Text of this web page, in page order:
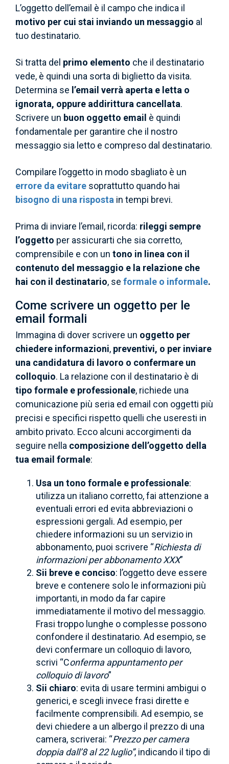
L’oggetto dell’email è il campo che indica il
motivo per cui stai inviando un messaggio al
tuo destinatario.
Si tratta del primo elemento che il destinatario
vede, è quindi una sorta di biglietto da visita.
Determina se l’email verrà aperta e letta o
ignorata, oppure addirittura cancellata.
Scrivere un buon oggetto email è quindi
fondamentale per garantire che il nostro
messaggio sia letto e compreso dal destinatario.
Compilare l’oggetto in modo sbagliato è un
errore da evitare soprattutto quando hai
bisogno di una risposta in tempi brevi.
Prima di inviare l’email, ricorda: rileggi sempre
l’oggetto per assicurarti che sia corretto,
comprensibile e con un tono in linea con il
contenuto del messaggio e la relazione che
hai con il destinatario, se formale o informale.
Come scrivere un oggetto per le
email formali
Immagina di dover scrivere un oggetto per
chiedere informazioni, preventivi, o per inviare
una candidatura di lavoro o confermare un
colloquio. La relazione con il destinatario è di
tipo formale e professionale, richiede una
comunicazione più seria ed email con oggetti più
precisi e specifici rispetto quelli che useresti in
ambito privato. Ecco alcuni accorgimenti da
seguire nella composizione dell’oggetto della
tua email formale:
Usa un tono formale e professionale:
utilizza un italiano corretto, fai attenzione a
eventuali errori ed evita abbreviazioni o
espressioni gergali. Ad esempio, per
chiedere informazioni su un servizio in
abbonamento, puoi scrivere “Richiesta di
informazioni per abbonamento XXX”
Sii breve e conciso: l’oggetto deve essere
breve e contenere solo le informazioni più
importanti, in modo da far capire
immediatamente il motivo del messaggio.
Frasi troppo lunghe o complesse possono
confondere il destinatario. Ad esempio, se
devi confermare un colloquio di lavoro,
scrivi “Conferma appuntamento per
colloquio di lavoro”
Sii chiaro: evita di usare termini ambigui o
generici, e scegli invece frasi dirette e
facilmente comprensibili. Ad esempio, se
devi chiedere a un albergo il prezzo di una
camera, scriverai: “Prezzo per camera
doppia dall’8 al 22 luglio”, indicando il tipo di